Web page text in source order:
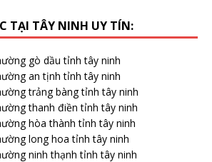
TẠI TÂY NINH UY TÍN:
gò dầu tỉnh tây ninh
an tịnh tỉnh tây ninh
trảng bàng tỉnh tây ninh
thanh điền tỉnh tây ninh
hòa thành tỉnh tây ninh
long hoa tỉnh tây ninh
ninh thạnh tỉnh tây ninh